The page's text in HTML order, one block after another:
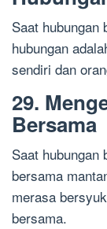
Saat hubungan
hubungan
sendiri dan
29.
Bersama
Saat hubungan
bersama
merasa
bersama.